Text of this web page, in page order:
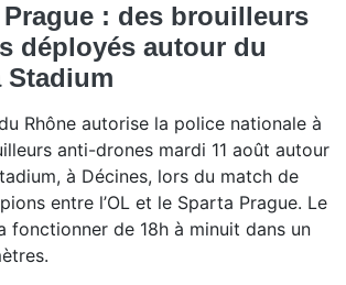
Prague : des brouilleurs
déployés autour du
Stadium
Rhône autorise la police nationale à
anti-drones mardi 11 août autour
à Décines, lors du match de
entre l’OL et le Sparta Prague. Le
fonctionner de 18h à minuit dans un